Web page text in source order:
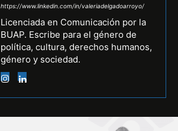
https://www.linkedin.com/in/valeriadelgadoarroyo/
Licenciada en Comunicación por la
BUAP. Escribe para el género de
política, cultura, derechos humanos,
género y sociedad.